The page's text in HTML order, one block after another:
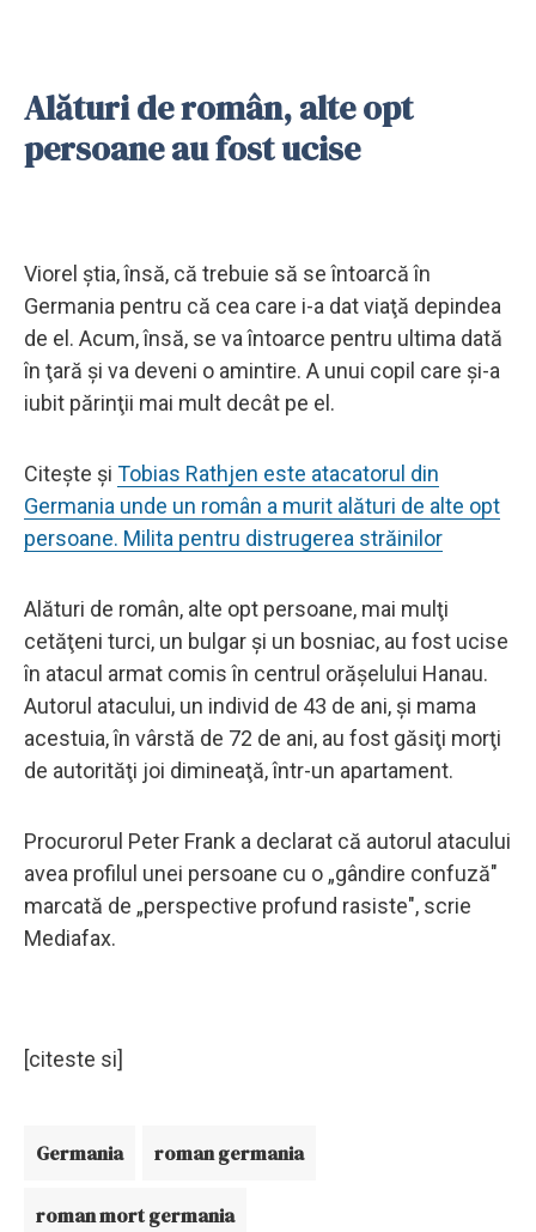
Alături de român, alte opt
persoane au fost ucise
Viorel ştia, însă, că trebuie să se întoarcă în
Germania pentru că cea care i-a dat viaţă depindea
de el. Acum, însă, se va întoarce pentru ultima dată
în ţară şi va deveni o amintire. A unui copil care şi-a
iubit părinţii mai mult decât pe el.
Citește și Tobias Rathjen este atacatorul din
Germania unde un român a murit alături de alte opt
persoane. Milita pentru distrugerea străinilor
Alături de român, alte opt persoane, mai mulţi
cetăţeni turci, un bulgar şi un bosniac, au fost ucise
în atacul armat comis în centrul orăşelului Hanau.
Autorul atacului, un individ de 43 de ani, şi mama
acestuia, în vârstă de 72 de ani, au fost găsiţi morţi
de autorităţi joi dimineaţă, într-un apartament.
Procurorul Peter Frank a declarat că autorul atacului
avea profilul unei persoane cu o „gândire confuză"
marcată de „perspective profund rasiste", scrie
Mediafax.
[citeste si]
Germania roman germania
roman mort germania